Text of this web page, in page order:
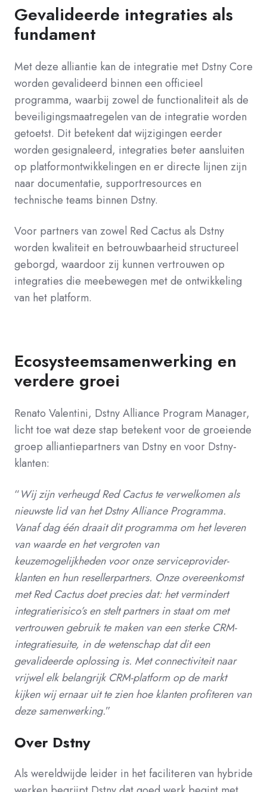
Gevalideerde integraties als
fundament
Met deze alliantie kan de integratie met Dstny Core
worden gevalideerd binnen een officieel
programma, waarbij zowel de functionaliteit als de
beveiligingsmaatregelen van de integratie worden
getoetst. Dit betekent dat wijzigingen eerder
worden gesignaleerd, integraties beter aansluiten
op platformontwikkelingen en er directe lijnen zijn
naar documentatie, supportresources en
technische teams binnen Dstny.
Voor partners van zowel Red Cactus als Dstny
worden kwaliteit en betrouwbaarheid structureel
geborgd, waardoor zij kunnen vertrouwen op
integraties die meebewegen met de ontwikkeling
van het platform.
Ecosysteemsamenwerking en
verdere groei
Renato Valentini, Dstny Alliance Program Manager,
licht toe wat deze stap betekent voor de groeiende
groep alliantiepartners van Dstny en voor Dstny-
klanten:
“Wij zijn verheugd Red Cactus te verwelkomen als
nieuwste lid van het Dstny Alliance Programma.
Vanaf dag één draait dit programma om het leveren
van waarde en het vergroten van
keuzemogelijkheden voor onze serviceprovider-
klanten en hun resellerpartners. Onze overeenkomst
met Red Cactus doet precies dat: het vermindert
integratierisico’s en stelt partners in staat om met
vertrouwen gebruik te maken van een sterke CRM-
integratiesuite, in de wetenschap dat dit een
gevalideerde oplossing is. Met connectiviteit naar
vrijwel elk belangrijk CRM-platform op de markt
kijken wij ernaar uit te zien hoe klanten profiteren van
deze samenwerking.”
Over Dstny
Als wereldwijde leider in het faciliteren van hybride